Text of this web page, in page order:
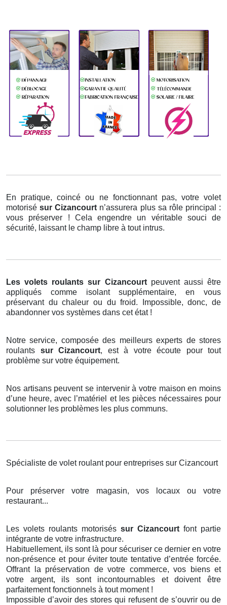
En pratique, coincé ou ne fonctionnant pas, votre volet
motorisésur Cizancourt n’assurera plus sa rôle principal :
vous préserver ! Cela engendre un véritable souci de
sécurité, laissant le champ libre à tout intrus.
Les volets roulants sur Cizancourt peuvent aussi être
appliqués comme isolant supplémentaire, en vous
préservant du chaleur ou du froid. Impossible, donc, de
abandonner vos systèmes dans cet état !
Notre service, composée des meilleurs experts de stores
roulants sur Cizancourt, est à votre écoute pour tout
problème sur votre équipement.
Nos artisans peuvent se intervenir à votre maison en moins
d’une heure, avec l’matériel et les pièces nécessaires pour
solutionner les problèmes les plus communs.
Spécialiste de volet roulant pour entreprises sur Cizancourt
Pour préserver votre magasin, vos locaux ou votre
restaurant...
Les volets roulants motorisés sur Cizancourt font partie
intégrante de votre infrastructure.
Habituellement, ils sont là pour sécuriser ce dernier en votre
non-présence et pour éviter toute tentative d’entrée forcée.
Offrant la préservation de votre commerce, vos biens et
votre argent, ils sont incontournables et doivent être
parfaitement fonctionnels à tout moment !
Impossible d’avoir des stores qui refusent de s’ouvrir ou de